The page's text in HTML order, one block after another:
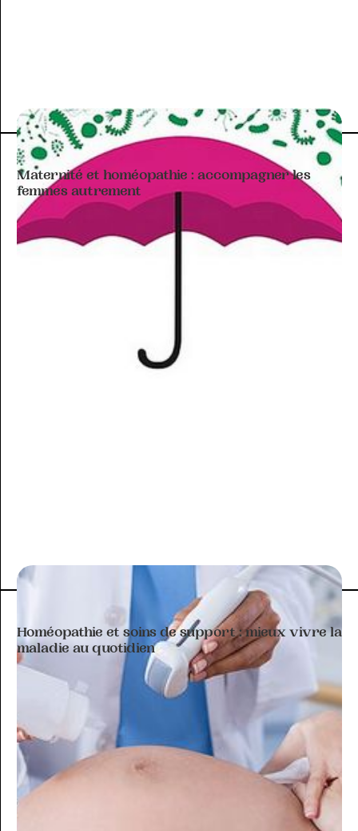
ARTICLE À THÉMATIQUE
Maternité et homéopathie : accompagner les
femmes autrement
ARTICLE À THÉMATIQUE
Homéopathie et soins de support : mieux vivre la
maladie au quotidien